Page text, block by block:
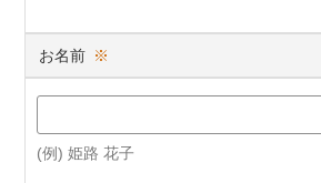
お名前 ※
(例) 姫路 花子